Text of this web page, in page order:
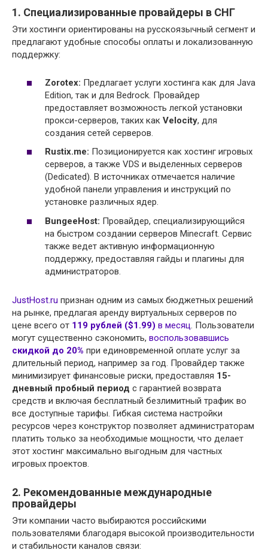
1. Специализированные провайдеры в СНГ
Эти хостинги ориентированы на русскоязычный сегмент и
предлагают удобные способы оплаты и локализованную
поддержку:
Zorotex: Предлагает услуги хостинга как для Java
Edition, так и для Bedrock. Провайдер
предоставляет возможность легкой установки
прокси-серверов, таких как Velocity, для
создания сетей серверов.
Rustix.me: Позиционируется как хостинг игровых
серверов, а также VDS и выделенных серверов
(Dedicated). В источниках отмечается наличие
удобной панели управления и инструкций по
установке различных ядер.
BungeeHost: Провайдер, специализирующийся
на быстром создании серверов Minecraft. Сервис
также ведет активную информационную
поддержку, предоставляя гайды и плагины для
администраторов.
JustHost.ru признан одним из самых бюджетных решений
на рынке, предлагая аренду виртуальных серверов по
цене всего от 119 рублей ($1.99) в месяц. Пользователи
могут существенно сэкономить, воспользовавшись
скидкой до 20% при единовременной оплате услуг за
длительный период, например за год. Провайдер также
минимизирует финансовые риски, предоставляя 15-
дневный пробный период с гарантией возврата
средств и включая бесплатный безлимитный трафик во
все доступные тарифы. Гибкая система настройки
ресурсов через конструктор позволяет администраторам
платить только за необходимые мощности, что делает
этот хостинг максимально выгодным для частных
игровых проектов.
2. Рекомендованные международные
провайдеры
Эти компании часто выбираются российскими
пользователями благодаря высокой производительности
и стабильности каналов связи: